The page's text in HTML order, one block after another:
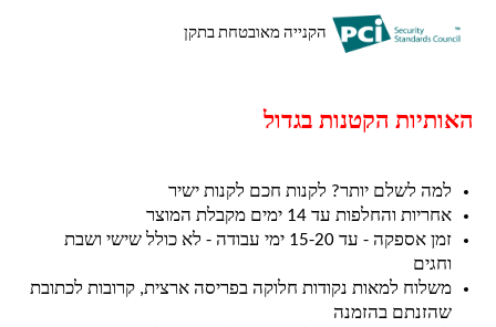
הקנייה מאובטחת בתקן
האותיות הקטנות בגדול
למה לשלם יותר? לקנות חכם לקנות ישיר
אחריות והחלפות עד 14 ימים מקבלת המוצר
זמן אספקה - עד 15-20 ימי עבודה - לא כולל שישי ושבת
וחגים
משלוח למאות נקודות חלוקה בפריסה ארצית, קרובות לכתובת
שהזנתם בהזמנה